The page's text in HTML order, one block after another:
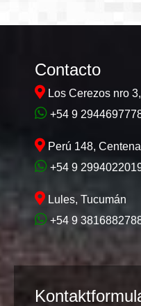
Contacto
Los Cerezos nro
+54 9
Perú 148,
+54 9
Lules, Tucumán
+54 9